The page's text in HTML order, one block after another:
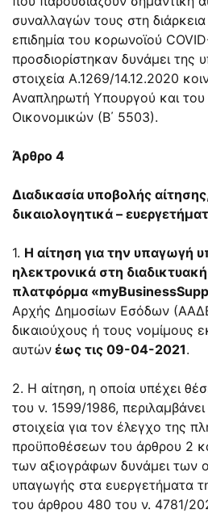
συναλλαγών τους στη
επιδημία του κορωνοϊού
προσδιορίστηκαν δυνάμει της
στοιχεία Α.1269/14.12.2020
Αναπληρωτή Υπουργού και
Οικονομικών (Β΄ 5503).
Άρθρο 4
Διαδικασία υποβολής
δικαιολογητικά –
1. Η αίτηση για την υπαγωγή
ηλεκτρονικά στη
πλατφόρμα
Αρχής Δημοσίων Εσόδων
δικαιούχους ή τους νομίμους
αυτών έως τις 09-04-2021.
2. Η αίτηση, η οποία υπέχει
του ν. 1599/1986,
στοιχεία για τον έλεγχο της
προϋποθέσεων του άρθρου 2
των αξιογράφων δυνάμει των
υπαγωγής στα ευεργετήματα
του άρθρου 480 του ν. 4781/